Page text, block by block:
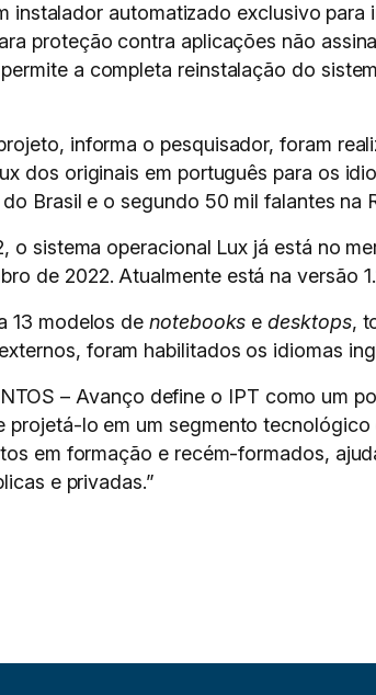
instalador automatizado exclusivo
proteção contra aplicações não
a completa reinstalação do
informa o pesquisador, foram
dos originais em português para os
Brasil e o segundo 50 mil falantes
o sistema operacional Lux já está no
de 2022. Atualmente está na versão
13 modelos denotebooks edesktops,
foram habilitados os idiomas
– Avanço define o IPT como um
projetá-lo em um segmento
em formação e recém-formados,
e privadas.”